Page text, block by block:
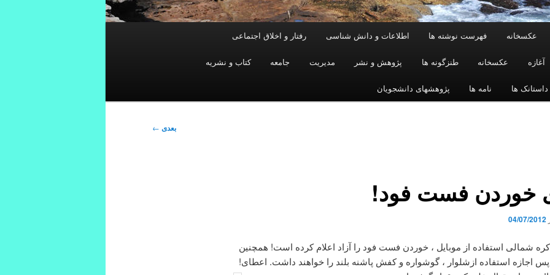
عکسخانه فهرست نوشته ها اطلاعات و دانش شناسی رفتار و اخلاق اجتماعی
آغازه عکسخانه طنزگونه ها پژوهش و نشر مدیریت جامعه کتاب و نشریه
داستانک ها نامه ها پژوهشهای دانشجویان
بعدی ←
خوردن فست فود!
04/07/2012
شمالی استفاده از موبایل ، خوردن فست فود را آزاد اعلام کرده است! همچنین
پس اجازه استفاده ازشلوار ، گوشواره و کفش پاشنه بلند را خواهند داشت. اعطای!